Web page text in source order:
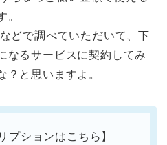
。
などで調べていただいて、下
なるサービスに契約してみ
？と思いますよ。
プションはこちら】